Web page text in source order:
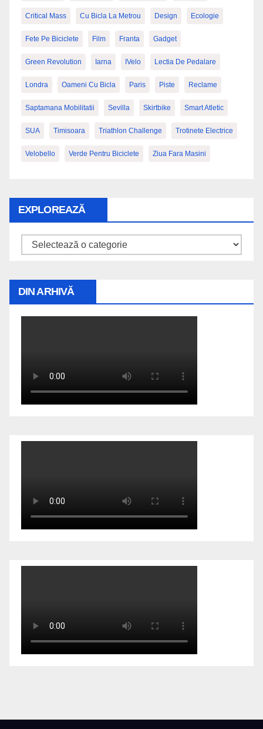
Critical Mass Cu Bicla La Metrou Design Ecologie
Fete Pe Biciclete Film Franta Gadget
Green Revolution Iarna IVelo Lectia De Pedalare
Londra Oameni Cu Bicla Paris Piste Reclame
Saptamana Mobilitatii Sevilla Skirtbike Smart Atletic
SUA Timisoara Triathlon Challenge Trotinete Electrice
Velobello Verde Pentru Biciclete Ziua Fara Masini
EXPLOREAZĂ
Explorează
DIN ARHIVĂ